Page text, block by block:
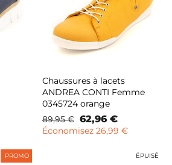
Chaussures à lacets
ANDREA CONTI Femme
0345724 orange
Prix
normal
89,95 € Prix
remisé
62,96 €
Économisez 26,99 €
PROMO ÉPUISÉ